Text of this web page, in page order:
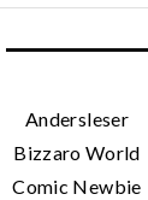
Andersleser
Bizzaro World
Comic Newbie